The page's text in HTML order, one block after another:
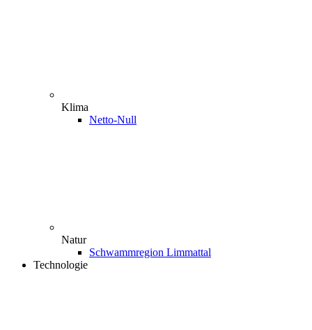
Klima
Netto-Null
Natur
Schwammregion Limmattal
Technologie